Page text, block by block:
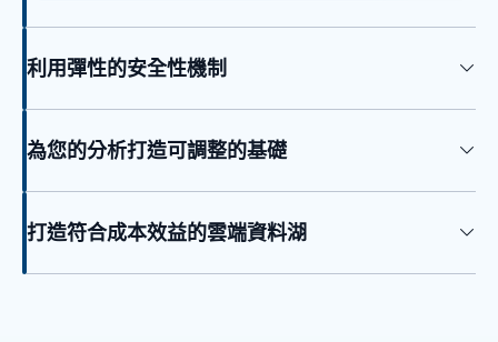
利用彈性的安全性機制
為您的分析打造可調整的基礎
打造符合成本效益的雲端資料湖